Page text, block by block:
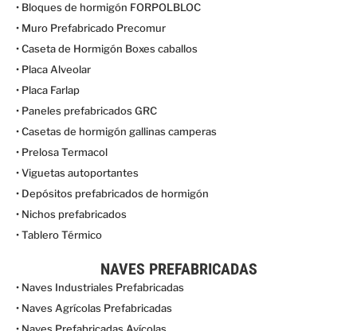
• Bloques de hormigón FORPOLBLOC
• Muro Prefabricado Precomur
• Caseta de Hormigón Boxes caballos
• Placa Alveolar
• Placa Farlap
• Paneles prefabricados GRC
• Casetas de hormigón gallinas camperas
• Prelosa Termacol
• Viguetas autoportantes
• Depósitos prefabricados de hormigón
• Nichos prefabricados
• Tablero Térmico
NAVES PREFABRICADAS
• Naves Industriales Prefabricadas
• Naves Agrícolas Prefabricadas